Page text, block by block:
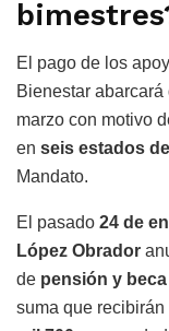
El pago de los
Bienestar
marzo con motivo
en seis estados
Mandato.
El pasado 24 de
López Obrador
de pensión y
suma que recibirán